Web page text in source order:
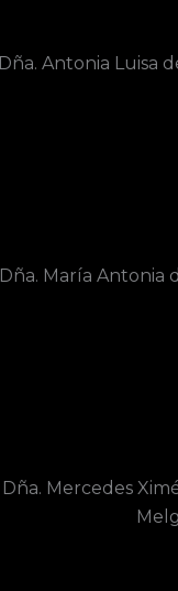
Dña. Antonia Luisa
Dña. María Antonia
Dña. Mercedes